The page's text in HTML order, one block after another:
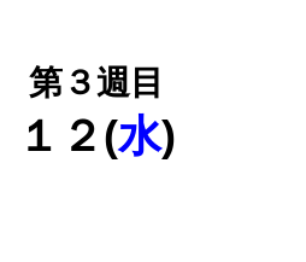
第３週目
１２(水)